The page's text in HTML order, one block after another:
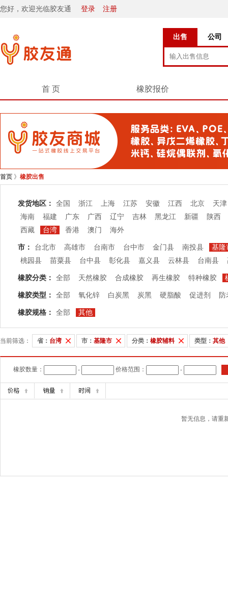
您好，欢迎光临胶友通 登录 注册
出售 公司
首 页 橡胶报价
首页 》 橡胶出售
发货地区： 全国 浙江 上海 江苏 安徽 江西 北京
天津
海南
福建 广东 广西 辽宁 吉林 黑龙江 新疆
陕西
西藏
台湾 香港 澳门 海外
市： 台北市 高雄市 台南市 台中市 金门县 南投县
基隆
桃园县
苗粟县 台中县 彰化县 嘉义县 云林县 台南县
橡胶分类： 全部 天然橡胶 合成橡胶 再生橡胶 特种橡胶
橡胶类型： 全部 氧化锌 白炭黑 炭黑 硬脂酸 促进剂 防
橡胶规格： 全部 其他
当前筛选： 省： 台湾 市： 基隆市 分类： 橡胶辅料 类型： 其他
橡胶数量： - 价格范围： -
暂无信息，请重